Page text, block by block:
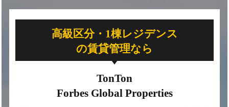
高級区分・1棟レジデンス
の賃貸管理なら
TonTon
Forbes Global Properties